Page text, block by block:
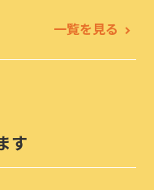
一覧を見る
す